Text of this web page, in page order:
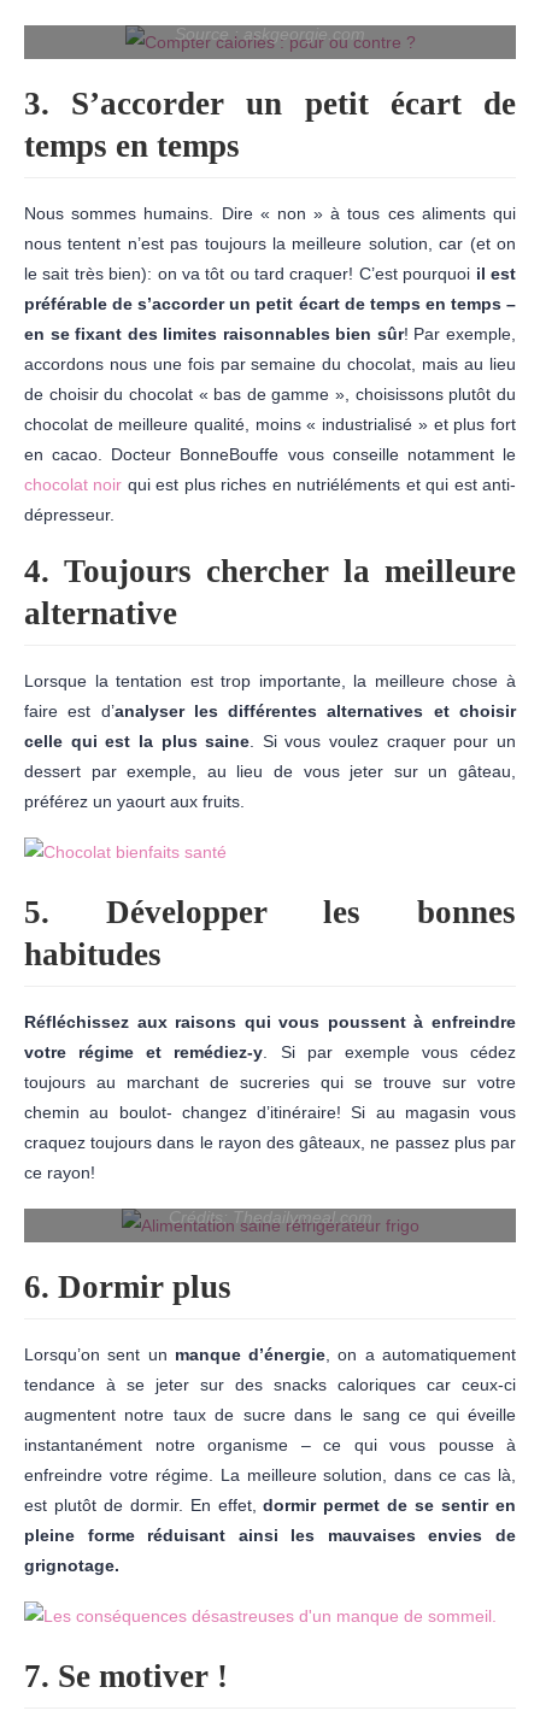
Source : askgeorgie.com
3. S’accorder un petit écart de
temps en temps
Nous sommes humains. Dire « non » à tous ces aliments qui
nous tentent n’est pas toujours la meilleure solution, car (et on
le sait très bien): on va tôt ou tard craquer! C’est pourquoi il est
préférable de s’accorder un petit écart de temps en temps –
en se fixant des limites raisonnables bien sûr! Par exemple,
accordons nous une fois par semaine du chocolat, mais au lieu
de choisir du chocolat « bas de gamme », choisissons plutôt du
chocolat de meilleure qualité, moins « industrialisé » et plus fort
en cacao. Docteur BonneBouffe vous conseille notamment le
chocolat noir qui est plus riches en nutriéléments et qui est anti-
dépresseur.
4. Toujours chercher la meilleure
alternative
Lorsque la tentation est trop importante, la meilleure chose à
faire est d’analyser les différentes alternatives et choisir
celle qui est la plus saine . Si vous voulez craquer pour un
dessert par exemple, au lieu de vous jeter sur un gâteau,
préférez un yaourt aux fruits.
5. Développer les bonnes
habitudes
Réfléchissez aux raisons qui vous poussent à enfreindre
votre régime et remédiez-y . Si par exemple vous cédez
toujours au marchant de sucreries qui se trouve sur votre
chemin au boulot- changez d’itinéraire! Si au magasin vous
craquez toujours dans le rayon des gâteaux, ne passez plus par
ce rayon!
Crédits: Thedailymeal.com
6. Dormir plus
Lorsqu’on sent un manque d’énergie , on a automatiquement
tendance à se jeter sur des snacks caloriques car ceux-ci
augmentent notre taux de sucre dans le sang ce qui éveille
instantanément notre organisme – ce qui vous pousse à
enfreindre votre régime. La meilleure solution, dans ce cas là,
est plutôt de dormir. En effet,dormir permet de se sentir en
pleine forme réduisant ainsi les mauvaises envies de
grignotage.
7. Se motiver !